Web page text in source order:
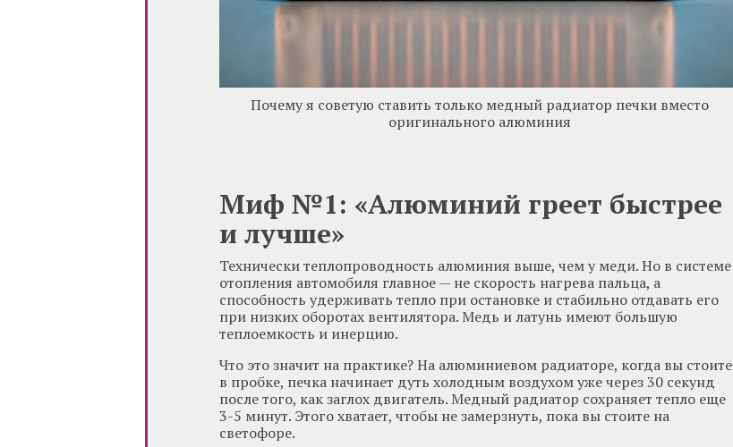
Почему я советую ставить только медный радиатор печки вместо
оригинального алюминия
Миф №1: «Алюминий греет быстрее
и лучше»
Технически теплопроводность алюминия выше, чем у меди. Но в системе
отопления автомобиля главное — не скорость нагрева пальца, а
способность удерживать тепло при остановке и стабильно отдавать его
при низких оборотах вентилятора. Медь и латунь имеют большую
теплоемкость и инерцию.
Что это значит на практике? На алюминиевом радиаторе, когда вы стоите
в пробке, печка начинает дуть холодным воздухом уже через 30 секунд
после того, как заглох двигатель. Медный радиатор сохраняет тепло еще
3-5 минут. Этого хватает, чтобы не замерзнуть, пока вы стоите на
светофоре.